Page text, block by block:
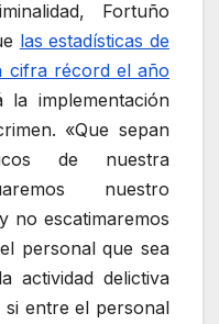
Fortuño
las estadísticas de
cifra récord el año
la implementación
«Que sepan
de nuestra
nuestro
no escatimaremos
personal que sea
actividad delictiva
entre el personal